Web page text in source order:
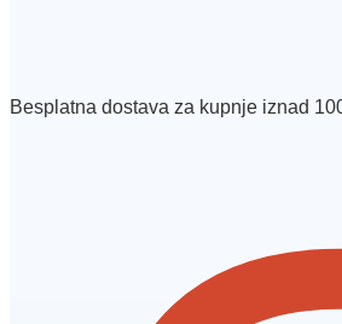
Besplatna dostava za kupnje iznad